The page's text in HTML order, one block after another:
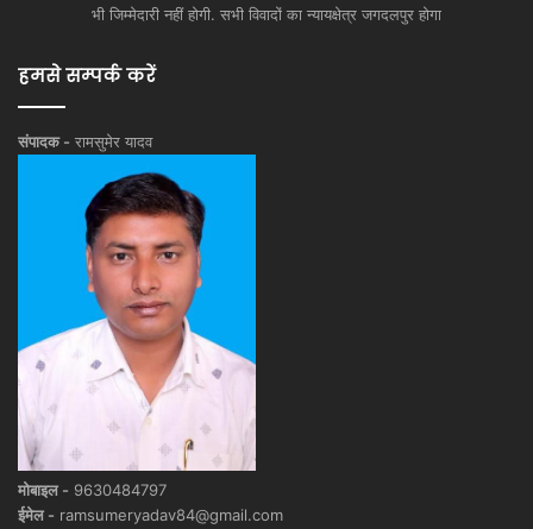
भी जिम्मेदारी नहीं होगी. सभी विवादों का न्यायक्षेत्र जगदलपुर होगा
हमसे सम्पर्क करें
संपादक - रामसुमेर यादव
मोबाइल - 9630484797
ईमेल - ramsumeryadav84@gmail.com